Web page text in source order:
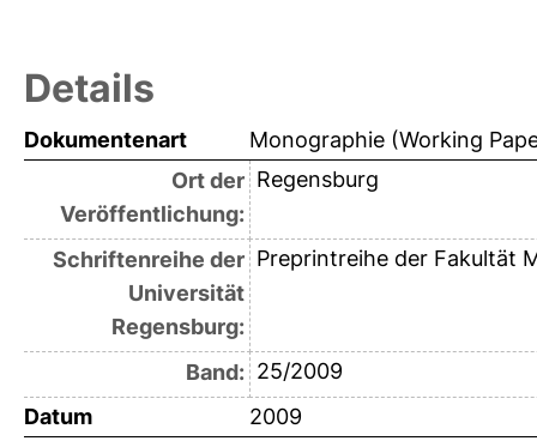
Details
Dokumentenart
Monographie (Working
Ort der
Veröffentlichung:
Regensburg
Schriftenreihe der
Universität
Regensburg:
Preprintreihe der Fakultät
Band: 25/2009
Datum
2009